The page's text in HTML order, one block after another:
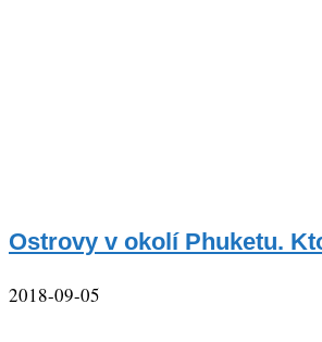
Ostrovy v okolí Phuketu.
2018-09-05